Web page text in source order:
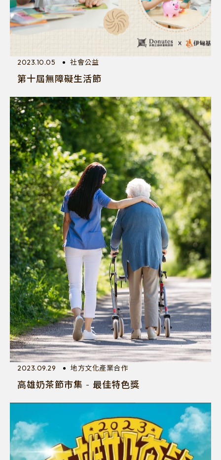
2023.10.05 社會公益
第十屆無障礙生活節
2023.09.29 地方文化產業合作
高雄奶茶節市集 - 最佳特色獎